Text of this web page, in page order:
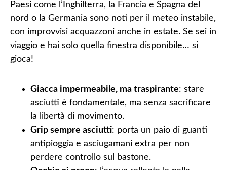
Paesi come l’Inghilterra, la Francia e Spagna del
nord o la Germania sono noti per il meteo instabile,
con improvvisi acquazzoni anche in estate. Se sei in
viaggio e hai solo quella finestra disponibile… si
gioca!
Giacca impermeabile, ma traspirante: stare
asciutti è fondamentale, ma senza sacrificare
la libertà di movimento.
Grip sempre asciutti: porta un paio di guanti
antipioggia e asciugamani extra per non
perdere controllo sul bastone.